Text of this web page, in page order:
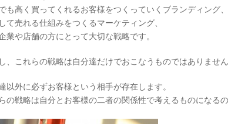
も高く買ってくれるお客様をつくっていくブランディング、
て売れる仕組みをつくるマーケティング、
業や店舗の方にとって大切な戦略です。
、これらの戦略は自分達だけでおこなうものではありません
以外に必ずお客様という相手が存在します。
の戦略は自分とお客様の二者の関係性で考えるものになるの